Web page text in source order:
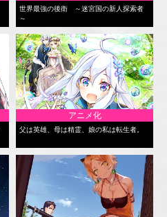
世界最強の後衛 ～迷宮国の新人探索者
～
アニメ化
父は英雄、母は精霊、娘の私は転生者。